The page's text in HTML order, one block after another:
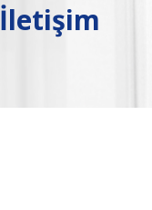
İletişim